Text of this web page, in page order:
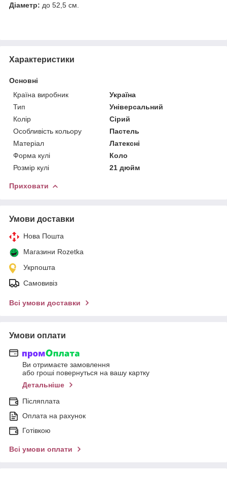
Діаметр: до 52,5 см.
Характеристики
Основні
Країна виробник
Україна
Тип
Універсальний
Колір
Сірий
Особливість кольору
Пастель
Матеріал
Латексні
Форма кулі
Коло
Розмір кулі
21 дюйм
Приховати
Умови доставки
Нова Пошта
Магазини Rozetka
Укрпошта
Самовивіз
Всі умови доставки
Умови оплати
Ви отримаєте замовлення
або гроші повернуться на вашу картку
Детальніше
Післяплата
Оплата на рахунок
Готівкою
Всі умови оплати